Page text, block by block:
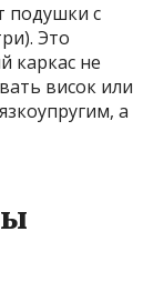
подушки с
Это
каркас не
висок или
а